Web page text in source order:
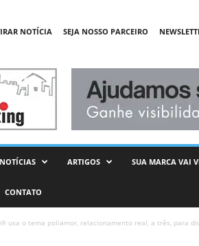
NOTÍCIA SEJA NOSSO PARCEIRO
NOTÍCIAS ARTIGOS SUA MARCA VAI
CONTATO
usa o tema poliamor, relacionamento real, a três, para